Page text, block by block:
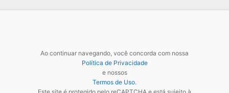
Ao continuar navegando, você concorda com nossa
Política de Privacidade
e nossos
Termos de Uso.